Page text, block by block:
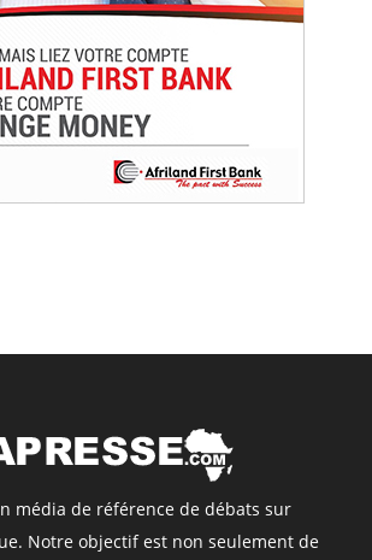
média de référence de débats sur
Notre objectif est non seulement de